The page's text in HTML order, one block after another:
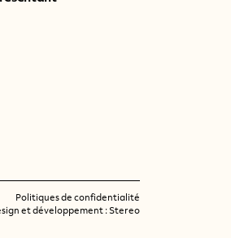
Politiques de confidentialité
et développement :Stereo